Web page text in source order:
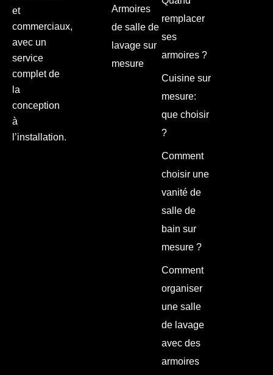
et
commerciaux,
avec un
service
complet de
la
conception
à
l’installation.
Armoires
de salle de
lavage sur
mesure
remplacer
ses
armoires ?
Cuisine sur
mesure:
que choisir
?
Comment
choisir une
vanité de
salle de
bain sur
mesure ?
Comment
organiser
une salle
de lavage
avec des
armoires